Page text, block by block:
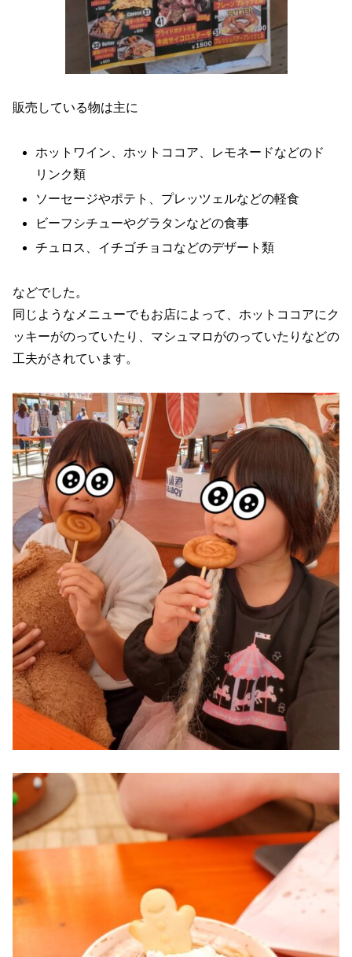
販売している物は主に
ホットワイン、ホットココア、レモネードなどのド
リンク類
ソーセージやポテト、プレッツェルなどの軽食
ビーフシチューやグラタンなどの食事
チュロス、イチゴチョコなどのデザート類
などでした。
同じようなメニューでもお店によって、ホットココアにク
ッキーがのっていたり、マシュマロがのっていたりなどの
工夫がされています。